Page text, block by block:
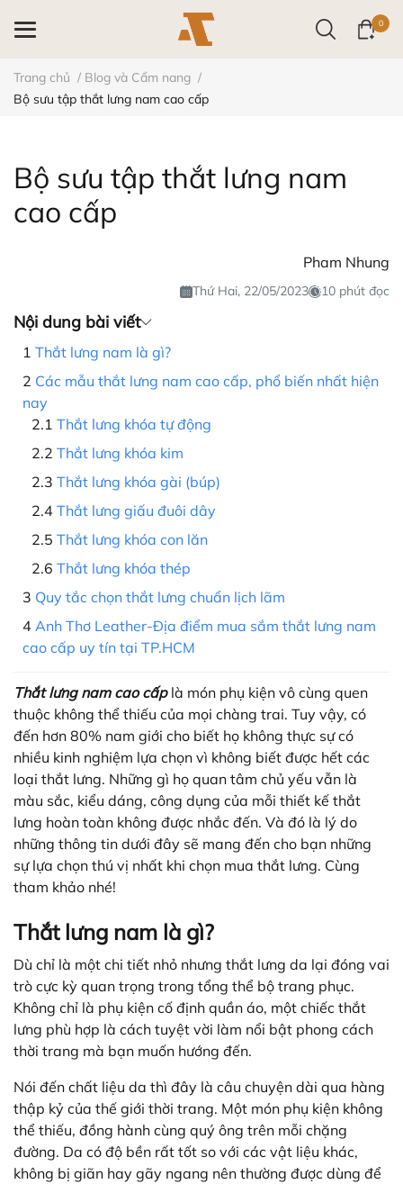
0
Trang chủ / Blog và Cẩm nang /
Bộ sưu tập thắt lưng nam cao cấp
Bộ sưu tập thắt lưng nam
cao cấp
Pham Nhung
Thứ Hai, 22/05/2023 10 phút đọc
Nội dung bài viết
Thắt lưng nam là gì?
Các mẫu thắt lưng nam cao cấp, phổ biến nhất hiện
nay
Thắt lưng khóa tự động
Thắt lưng khóa kim
Thắt lưng khóa gài (búp)
Thắt lưng giấu đuôi dây
Thắt lưng khóa con lăn
Thắt lưng khóa thép
Quy tắc chọn thắt lưng chuẩn lịch lãm
Anh Thơ Leather-Địa điểm mua sắm thắt lưng nam
cao cấp uy tín tại TP.HCM
Thắt lưng nam cao cấplà món phụ kiện vô cùng quen
thuộc không thể thiếu của mọi chàng trai. Tuy vậy, có
đến hơn 80% nam giới cho biết họ không thực sự có
nhiều kinh nghiệm lựa chọn vì không biết được hết các
loại thắt lưng. Những gì họ quan tâm chủ yếu vẫn là
màu sắc, kiểu dáng, công dụng của mỗi thiết kế thắt
lưng hoàn toàn không được nhắc đến. Và đó là lý do
những thông tin dưới đây sẽ mang đến cho bạn những
sự lựa chọn thú vị nhất khi chọn mua thắt lưng. Cùng
tham khảo nhé!
Thắt lưng nam là gì?
Dù chỉ là một chi tiết nhỏ nhưng thắt lưng da lại đóng vai
trò cực kỳ quan trọng trong tổng thể bộ trang phục.
Không chỉ là phụ kiện cố định quần áo, một chiếc thắt
lưng phù hợp là cách tuyệt vời làm nổi bật phong cách
thời trang mà bạn muốn hướng đến.
Nói đến chất liệu da thì đây là câu chuyện dài qua hàng
thập kỷ của thế giới thời trang. Một món phụ kiện không
thể thiếu, đồng hành cùng quý ông trên mỗi chặng
đường. Da có độ bền rất tốt so với các vật liệu khác,
không bị giãn hay gãy ngang nên thường được dùng để